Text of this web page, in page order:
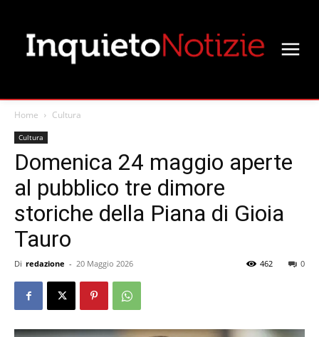
Home Cultura
Cultura
Domenica 24 maggio aperte
al pubblico tre dimore
storiche della Piana di Gioia
Tauro
Di redazione - 20 Maggio 2026 0
462